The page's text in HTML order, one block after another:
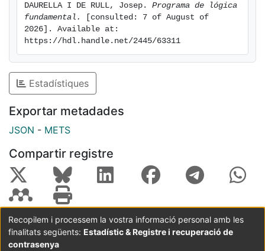
DAURELLA I DE RULL, Josep. Programa de lógica
fundamental.
[consulted: 7 of August of
2026]. Available at:
https://hdl.handle.net/2445/63311
Estadístiques
Exportar metadades
JSON - METS
Compartir registre
Coordinació:CRAI UB Avís legal
Metadades
subjectes a:
Recopilem i processem la vostra informació personal amb les
finalitats següents: Estadístic & Registre i recuperació de
contrasenya